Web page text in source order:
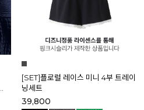
[SET]플로럴 레이스 미니 4부 트레이
닝세트
39,800